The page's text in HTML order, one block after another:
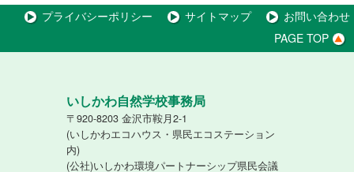
プライバシーポリシー サイトマップ
お問い合わせ
PAGE TOP
いしかわ自然学校事務局
〒920-8203 金沢市鞍月2-1
(いしかわエコハウス・県民エコステーション
内)
(公社)いしかわ環境パートナーシップ県民会議